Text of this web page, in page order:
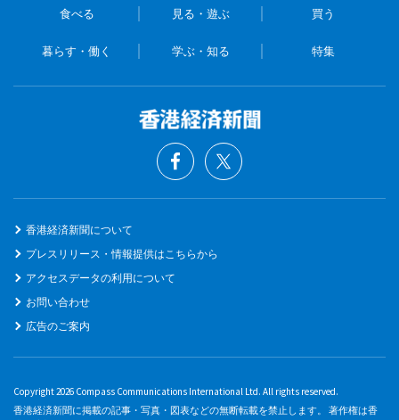
食べる 見る・遊ぶ 買う
暮らす・働く 学ぶ・知る 特集
香港経済新聞について
プレスリリース・情報提供はこちらから
アクセスデータの利用について
お問い合わせ
広告のご案内
Copyright 2026 Compass Communications International Ltd. All rights reserved.
香港経済新聞に掲載の記事・写真・図表などの無断転載を禁止します。 著作権は香